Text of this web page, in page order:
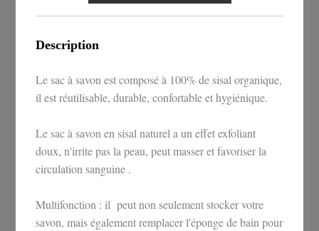
Description
Le sac à savon est composé à 100% de sisal organique,
il est réutilisable, durable, confortable et hygiénique.
Le sac à savon en sisal naturel a un effet exfoliant
doux, n'irrite pas la peau, peut masser et favoriser la
circulation sanguine .
Multifonction : il peut non seulement stocker votre
savon, mais également remplacer l'éponge de bain pour